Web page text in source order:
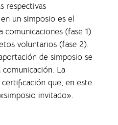
respectivas
un simposio es el
comunicaciones (fase 1)
voluntarios (fase 2).
de simposio se
La
que, en este
invitado».